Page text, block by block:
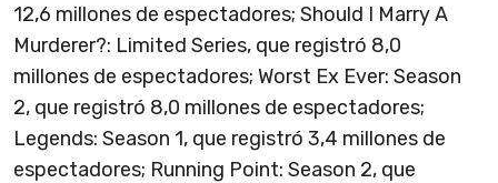
12,6 millones de espectadores; Should I Marry A
Murderer?: Limited Series, que registró 8,0
millones de espectadores; Worst Ex Ever: Season
2, que registró 8,0 millones de espectadores;
Legends: Season 1, que registró 3,4 millones de
espectadores; Running Point: Season 2, que